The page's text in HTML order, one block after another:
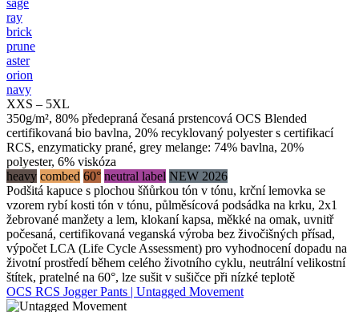
ray
brick
prune
aster
orion
navy
XXS – 5XL
350g/m², 80% předepraná česaná prstencová OCS Blended
certifikovaná bio bavlna, 20% recyklovaný polyester s certifikací
RCS, enzymaticky prané, grey melange: 74% bavlna, 20%
polyester, 6% viskóza
heavy combed 60° neutral label NEW 2026
Podšitá kapuce s plochou šňůrkou tón v tónu, krční lemovka se
vzorem rybí kosti tón v tónu, půlměsícová podsádka na krku, 2x1
žebrované manžety a lem, klokaní kapsa, měkké na omak, uvnitř
počesaná, certifikovaná veganská výroba bez živočišných přísad,
výpočet LCA (Life Cycle Assessment) pro vyhodnocení dopadu na
životní prostředí během celého životního cyklu, neutrální velikostní
štítek, pratelné na 60°, lze sušit v sušičce při nízké teplotě
OCS RCS Jogger Pants | Untagged Movement